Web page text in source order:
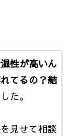
性が高いん
てるの？結
た。
見せて相談